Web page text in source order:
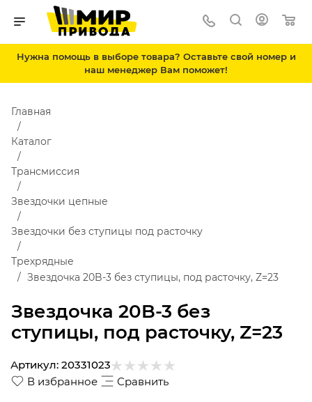
Нужна помощь в выборе товара? Оставьте свой номер и
наш менеджер Вам поможет!
Звездочка 20B-3 без
ступицы, под расточку, Z=23
Главная
Каталог
Трансмиссия
Звездочки цепные
Звездочки без ступицы под расточку
Трехрядные
Звездочка 20B-3 без ступицы, под расточку, Z=23
В избранное Сравнить
Артикул: 20331023